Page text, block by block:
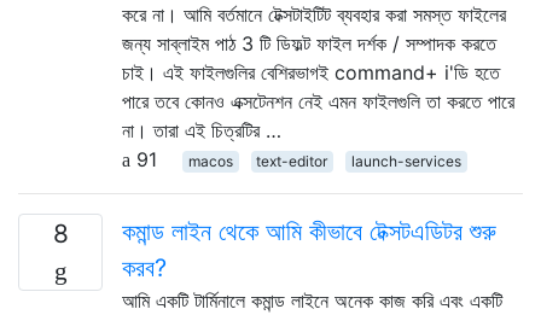
করে না। আমি বর্তমানে টেক্সটাইটিট ব্যবহার করা সমস্ত ফাইলের
জন্য সাব্লাইম পাঠ 3 টি ডিফল্ট ফাইল দর্শক / সম্পাদক করতে
চাই। এই ফাইলগুলির বেশিরভাগই command+ i'ডি হতে
পারে তবে কোনও এক্সটেনশন নেই এমন ফাইলগুলি তা করতে পারে
না। তারা এই চিত্রটির …
91
macos text-editor launch-services
8
কমান্ড লাইন থেকে আমি কীভাবে টেক্সটএডিটর শুরু
করব?
আমি একটি টার্মিনালে কমান্ড লাইনে অনেক কাজ করি এবং একটি